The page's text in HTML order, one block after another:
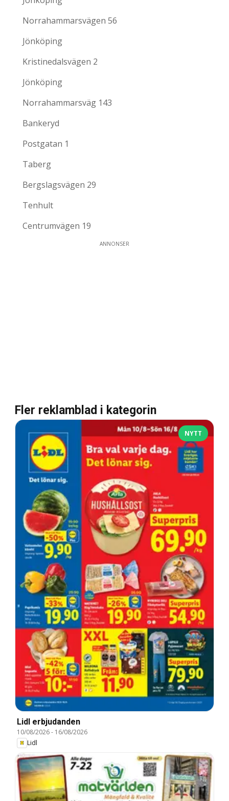
Norrahammarsvägen 56
Jönköping
Kristinedalsvägen 2
Jönköping
Norrahammarsväg 143
Bankeryd
Postgatan 1
Taberg
Bergslagsvägen 29
Tenhult
Centrumvägen 19
ANNONSER
Fler reklamblad i kategorin
NYTT
Lidl erbjudanden
10/08/2026- 16/08/2026
Lidl